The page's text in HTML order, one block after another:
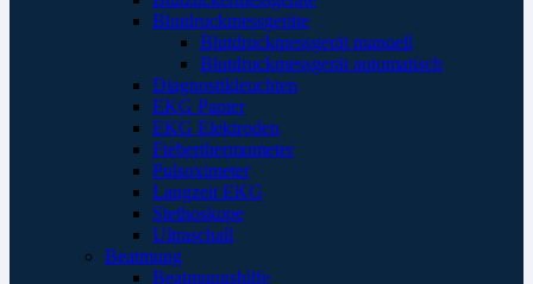
Blutdruckmessgeräte
Blutdruckmessgerät manuell
Blutdruckmessgerät automatisch
Diagnostikleuchten
EKG Papier
EKG Elektroden
Fieberthermometer
Pulsoximeter
Langzeit EKG
Stethoskope
Ultraschall
Beatmung
Beatmungshilfe